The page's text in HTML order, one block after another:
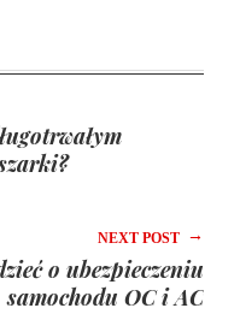
NEXT POST →
o ubezpieczeniu
samochodu OC i AC